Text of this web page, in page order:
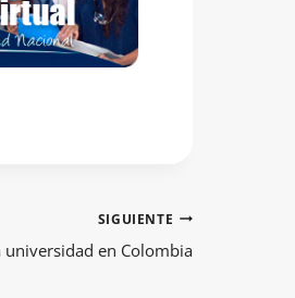
SIGUIENTE
universidad en Colombia